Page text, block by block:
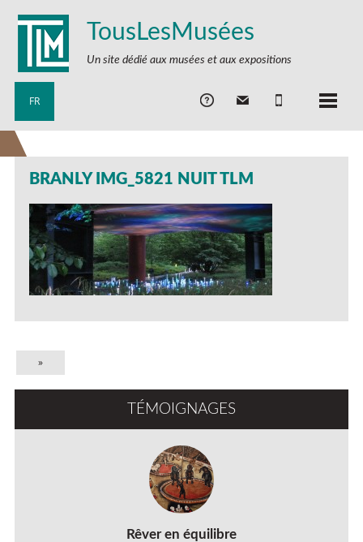
TousLesMusées
Un site dédié aux musées et aux expositions
FR
BRANLY IMG_5821 NUIT TLM
»
TÉMOIGNAGES
Rêver en équilibre